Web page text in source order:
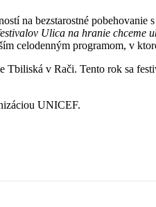
na bezstarostné
Ulica na hranie chceme
celodenným programom, v
v Rači. Tento rok sa
UNICEF.